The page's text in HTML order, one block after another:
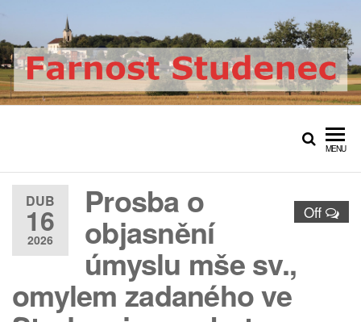
obsah
Farnost StudenecOficiální web římskokatolické
farnosti Studenec
MENU
DUB
16
2026
Off
Prosba o
objasnění
úmyslu mše sv.,
omylem zadaného ve